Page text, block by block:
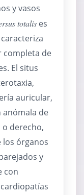
y vasos
totalis es
completa de
El situs
auricular,
anómala de
derecho,
los órganos
y
con